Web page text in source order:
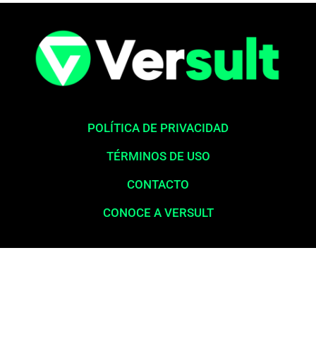
POLÍTICA DE PRIVACIDAD
TÉRMINOS DE USO
CONTACTO
CONOCE A VERSULT